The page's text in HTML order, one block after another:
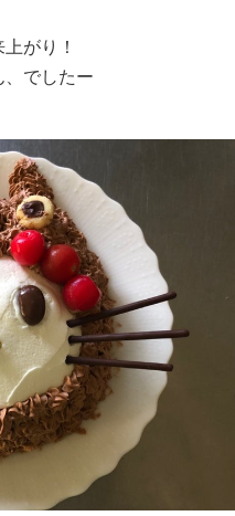
がり！
、でしたー